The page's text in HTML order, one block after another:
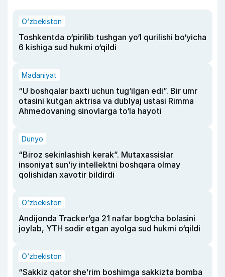
O‘zbekiston
Toshkentda o‘pirilib tushgan yo‘l qurilishi bo‘yicha
6 kishiga sud hukmi o‘qildi
Madaniyat
“U boshqalar baxti uchun tug‘ilgan edi”. Bir umr
otasini kutgan aktrisa va dublyaj ustasi Rimma
Ahmedovaning sinovlarga to‘la hayoti
Dunyo
“Biroz sekinlashish kerak”. Mutaxassislar
insoniyat sun’iy intellektni boshqara olmay
qolishidan xavotir bildirdi
O‘zbekiston
Andijonda Tracker’ga 21 nafar bog‘cha bolasini
joylab, YTH sodir etgan ayolga sud hukmi o‘qildi
O‘zbekiston
“Sakkiz qator she’rim boshimga sakkizta bomba